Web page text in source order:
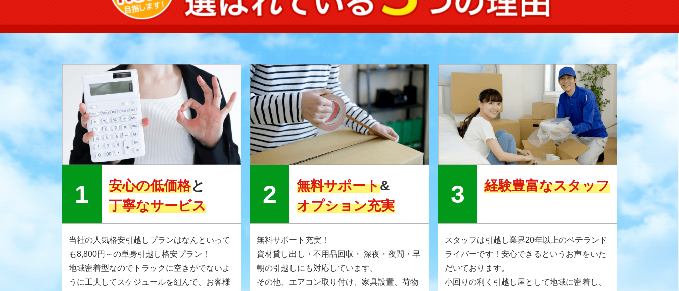
安心の低価格と
丁寧なサービス
当社の人気格安引越しプランはなんといって
も8,800円～の単身引越し格安プラン！
地域密着型なのでトラックに空きがでないよ
うに工夫してスケジュールを組んで、お客様
無料サポート&
オプション充実
無料サポート充実！
資材貸し出し・不用品回収・ 深夜・夜間・早
朝の引越しにも対応しています。
その他、エアコン取り付け、家具設置、荷物
経験豊富なスタッフ
スタッフは引越し業界20年以上のベテランド
ライバーです！安心できるというお声をいた
だいております。
小回りの利く引越し屋として地域に密着し、